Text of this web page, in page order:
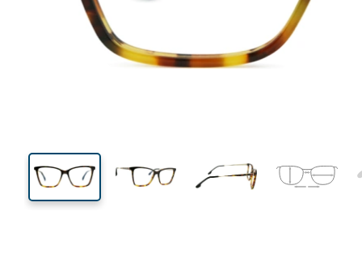
42 mm
Înălțime lentilă Lățimea lentilei